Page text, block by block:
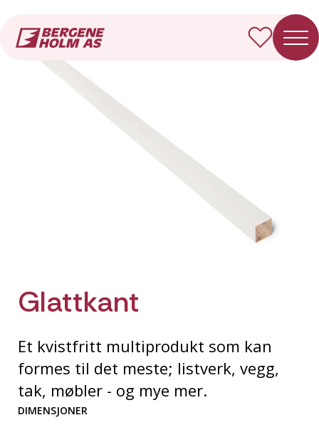
Glattkant
Et kvistfritt multiprodukt som kan
formes til det meste; listverk, vegg,
tak, møbler - og mye mer.
DIMENSJONER